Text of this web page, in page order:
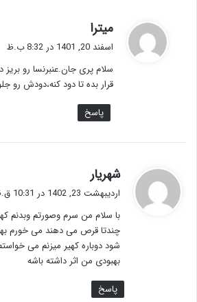
میترا
ف
:
اسفند 20, 1401 در 8:32 ب.ظ
سلام پری جان.عنبرنسا رو
قرار بده تا دود کنه،دودش رو
پاسخ
شهریار
ف
:
اردیبهشت 23, 1402 در 10:31 ق.ظ
با سلام من سرم وصورتم وبدنم
چندتا قرص می دهند می خورم
شود دوباره کهیر میزنم می
بهبودی من اثر داشته باشه
پاسخ